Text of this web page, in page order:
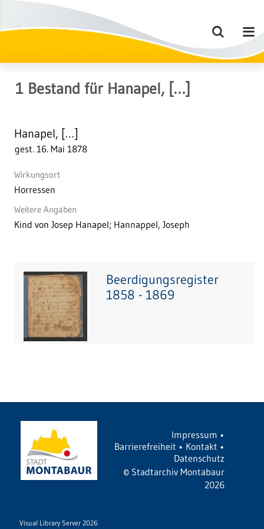
1 Bestand für Hanapel, […]
Hanapel, […]
gest. 16. Mai 1878
Wirkungsort
Horressen
Weitere Angaben
Kind von Josep Hanapel; Hannappel, Joseph
Beerdigungsregister
1858 - 1869
Impressum •
Barrierefreiheit • Kontakt •
Datenschutz
© Stadtarchiv Montabaur
2026
Visual Library Server 2026